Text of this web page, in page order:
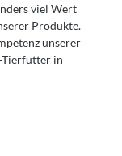
viel Wert
Produkte.
unserer
Tierfutter in